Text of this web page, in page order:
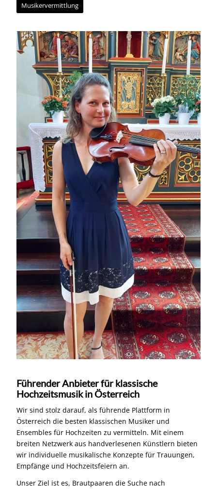
Musikervermittlung
Führender Anbieter für klassische
Hochzeitsmusik in Österreich
Wir sind stolz darauf, als führende Plattform in
Österreich die besten klassischen Musiker und
Ensembles für Hochzeiten zu vermitteln. Mit einem
breiten Netzwerk aus handverlesenen Künstlern bieten
wir individuelle musikalische Konzepte für Trauungen,
Empfänge und Hochzeitsfeiern an.
Unser Ziel ist es, Brautpaaren die Suche nach